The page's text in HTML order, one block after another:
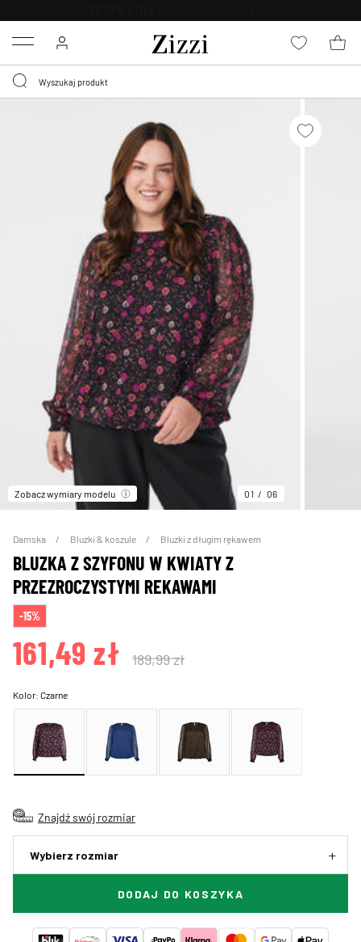
Menu
Zobacz wymiary modelu 01 06
Damska Bluzki & koszule Bluzki z długim rękawem
BLUZKA Z SZYFONU W KWIATY Z
PRZEZROCZYSTYMI REKAWAMI
-15%
161,49 zł 189,99 zł
Kolor:Czarne
Znajdź swój rozmiar
Wybierz rozmiar
DODAJ DO KOSZYKA